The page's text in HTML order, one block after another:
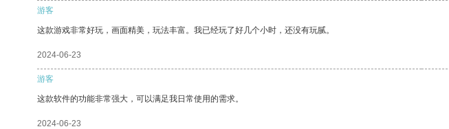
游客
这款游戏非常好玩，画面精美，玩法丰富。我已经玩了好几个小时，还没有玩腻。
2024-06-23
游客
这款软件的功能非常强大，可以满足我日常使用的需求。
2024-06-23